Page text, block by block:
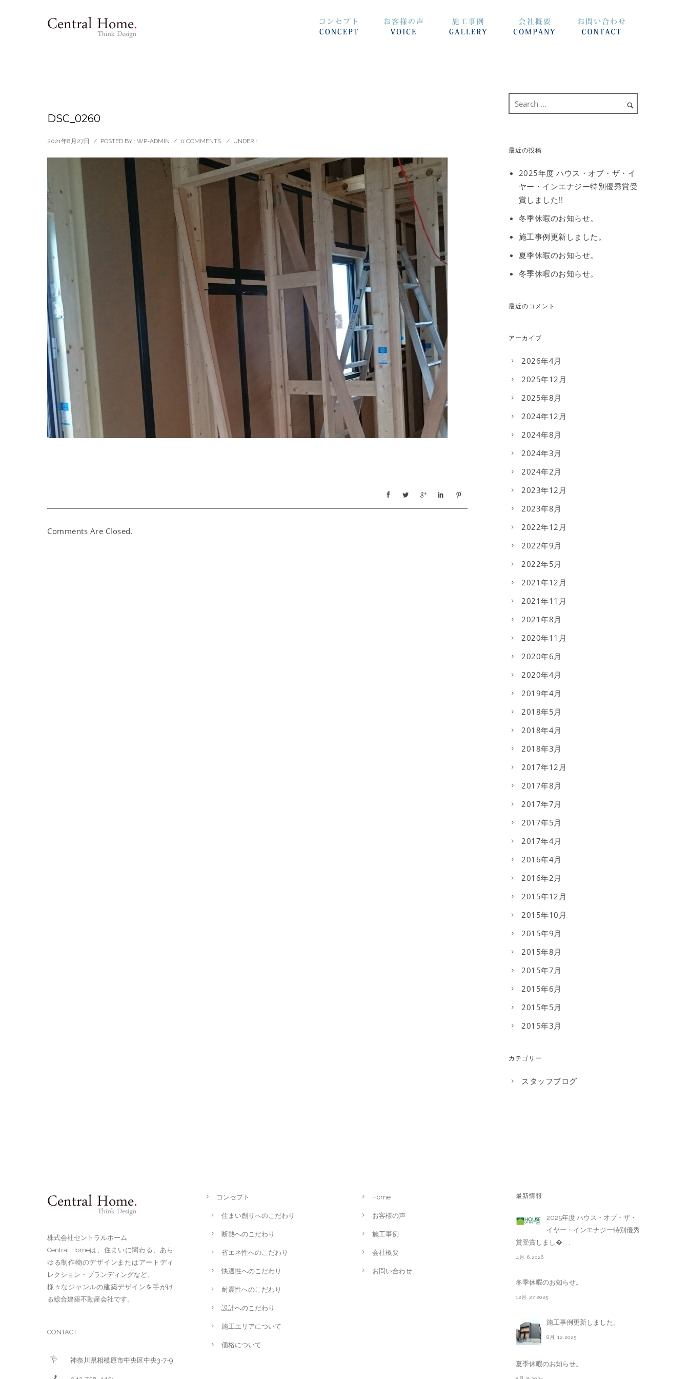
DSC_0260
2021年8月27日 / POSTED BY : WP-ADMIN / 0 COMMENTS / UNDER :
Comments Are Closed.
最近の投稿
2025年度 ハウス・オブ・ザ・イ
ヤー・インエナジー特別優秀賞受
賞しました!!
冬季休暇のお知らせ。
施工事例更新しました。
夏季休暇のお知らせ。
冬季休暇のお知らせ。
最近のコメント
アーカイブ
2026年4月
2025年12月
2025年8月
2024年12月
2024年8月
2024年3月
2024年2月
2023年12月
2023年8月
2022年12月
2022年9月
2022年5月
2021年12月
2021年11月
2021年8月
2020年11月
2020年6月
2020年4月
2019年4月
2018年5月
2018年4月
2018年3月
2017年12月
2017年8月
2017年7月
2017年5月
2017年4月
2016年4月
2016年2月
2015年12月
2015年10月
2015年9月
2015年8月
2015年7月
2015年6月
2015年5月
2015年3月
カテゴリー
スタッフブログ
株式会社セントラルホーム
Central Homeは、住まいに関わる、あら
ゆる制作物のデザインまたはアートディ
レクション・ブランディングなど、
様々なジャンルの建築デザインを手がけ
る総合建築不動産会社です。
CONTACT
神奈川県相模原市中央区中央3-7-9
コンセプト
住まい創りへのこだわり
断熱へのこだわり
省エネ性へのこだわり
快適性へのこだわり
耐震性へのこだわり
設計へのこだわり
施工エリアについて
価格について
Home
お客様の声
施工事例
会社概要
お問い合わせ
最新情報
2025年度 ハウス・オブ・ザ・
イヤー・インエナジー特別優秀
賞受賞しまし�. . .
4月 6,2026
冬季休暇のお知らせ。
12月 27,2025
施工事例更新しました。
8月 12,2025
夏季休暇のお知らせ。